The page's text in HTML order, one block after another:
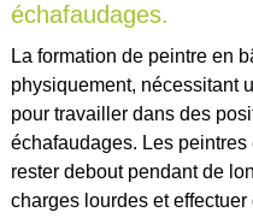
échafaudages.
La formation de peintre en
physiquement, nécessitant
pour travailler dans des
échafaudages. Les
rester debout pendant de
charges lourdes et